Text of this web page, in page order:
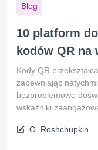
Blog
10 platform
kodów QR
Kody QR
zapewniając
bezproblemowe
wskaźniki
O. Roshchupkin